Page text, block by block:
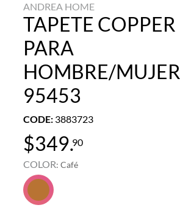
ANDREA HOME
TAPETE COPPER
PARA
HOMBRE/MUJER
95453
CODE: 3883723
$349.90
COLOR: Café